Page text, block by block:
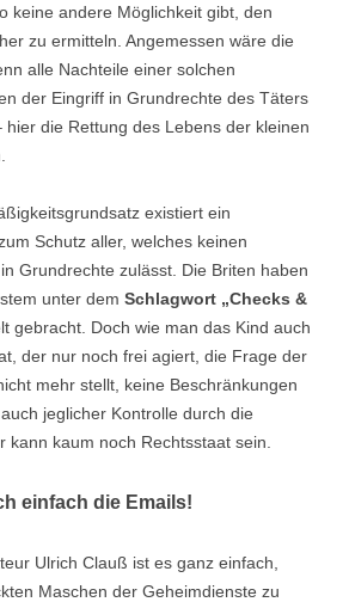
keine andere Möglichkeit gibt, den
zu ermitteln. Angemessen wäre die
alle Nachteile einer solchen
der Eingriff in Grundrechte des Täters
hier die Rettung des Lebens der kleinen
existiert ein
Schutz aller, welches keinen
Grundrechte zulässt. Die Briten haben
unter dem Schlagwort „Checks &
gebracht. Doch wie man das Kind auch
der nur noch frei agiert, die Frage der
mehr stellt, keine Beschränkungen
jeglicher Kontrolle durch die
kann kaum noch Rechtsstaat sein.
einfach die Emails!
Ulrich Clauß ist es ganz einfach,
Maschen der Geheimdienste zu